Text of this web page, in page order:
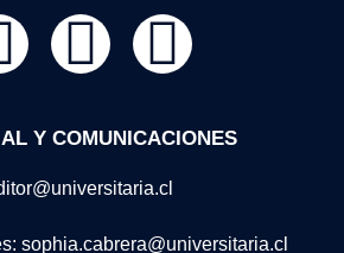
Y COMUNICACIONES
sophia.cabrera@universitaria.cl